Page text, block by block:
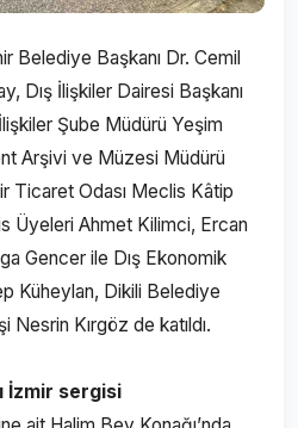
Belediye Başkanı Dr. Cemil
Dış İlişkiler Dairesi Başkanı
Şube Müdürü Yeşim
Arşivi ve Müzesi Müdürü
Ticaret Odası Meclis Kâtip
Üyeleri Ahmet Kilimci, Ercan
Gencer ile Dış Ekonomik
Küheylan, Dikili Belediye
Nesrin Kırgöz de katıldı.
İzmir sergisi